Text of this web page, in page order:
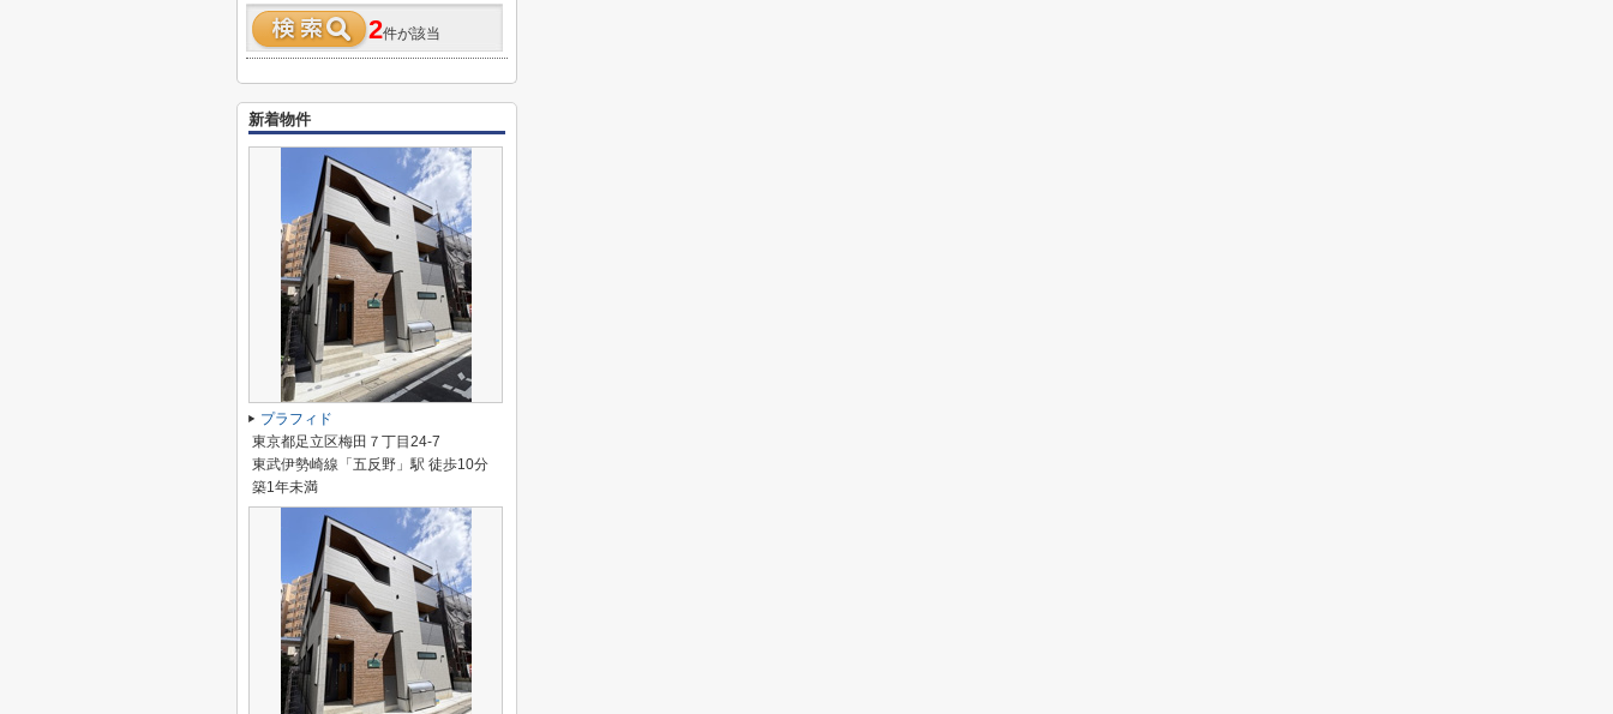
2件が該当
新着物件
プラフィド
東京都足立区梅田７丁目24-7
東武伊勢崎線「五反野」駅 徒歩10分
築1年未満